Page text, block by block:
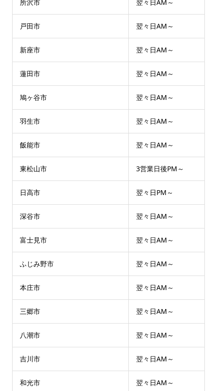
所沢市 翌々日AM～
戸田市 翌々日AM～
新座市 翌々日AM～
蓮田市 翌々日AM～
鳩ヶ谷市 翌々日AM～
羽生市 翌々日AM～
飯能市 翌々日AM～
東松山市 3営業日後PM～
日高市 翌々日PM～
深谷市 翌々日AM～
富士見市 翌々日AM～
ふじみ野市 翌々日AM～
本庄市 翌々日AM～
三郷市 翌々日AM～
八潮市 翌々日AM～
吉川市 翌々日AM～
和光市 翌々日AM～